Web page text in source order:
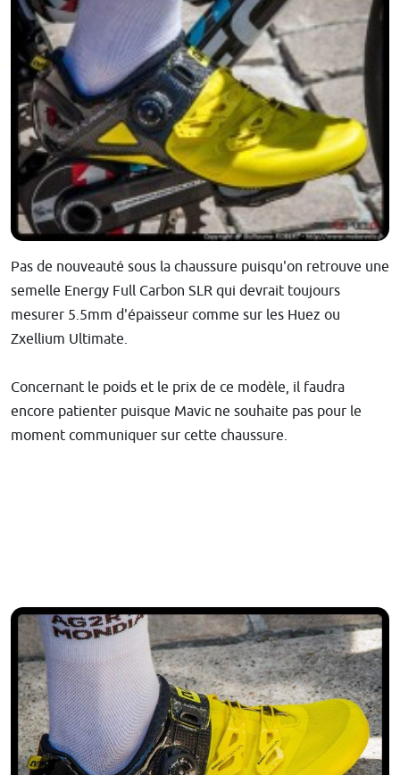
Pas de nouveauté sous la chaussure puisqu'on retrouve une
semelle Energy Full Carbon SLR qui devrait toujours
mesurer 5.5mm d'épaisseur comme sur les Huez ou
Zxellium Ultimate.
Concernant le poids et le prix de ce modèle, il faudra
encore patienter puisque Mavic ne souhaite pas pour le
moment communiquer sur cette chaussure.